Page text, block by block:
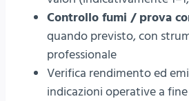
Controllo fumi / prova
quando previsto, con
professionale
Verifica rendimento ed
indicazioni operative a